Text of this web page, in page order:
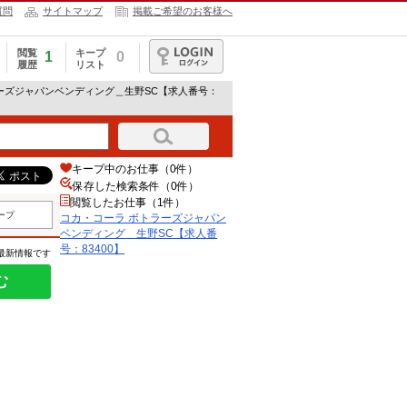
問 サイトマップ 掲載ご希望のお客様へ
閲覧
履歴
1
キープ
リスト
0
ログイン
ジャパンベンディング＿生野SC【求人番号：
プ
新情報です
キープ中のお仕事（0件）
保存した検索条件（0件）
閲覧したお仕事（1件）
コカ・コーラ ボトラーズジャパン
ベンディング＿生野SC【求人番
号：83400】